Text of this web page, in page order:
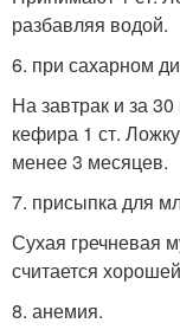
разбавляя водой.
6. при сахарном
На завтрак и за
кефира 1 ст.
менее 3 месяцев.
7. присыпка для
Сухая гречневая
считается
8. анемия.